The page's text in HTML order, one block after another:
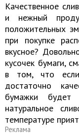
Качественное
и нежный
положительных
при покупке
вкусное?
кусочек бумаги,
в том, что
достаточно
бумажки
натуральное
температуре
Реклама